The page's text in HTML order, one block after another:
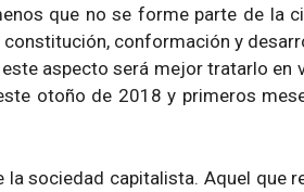
que no se forme parte de la
conformación y
aspecto será mejor tratarlo en
otoño de 2018 y primeros
sociedad capitalista. Aquel que